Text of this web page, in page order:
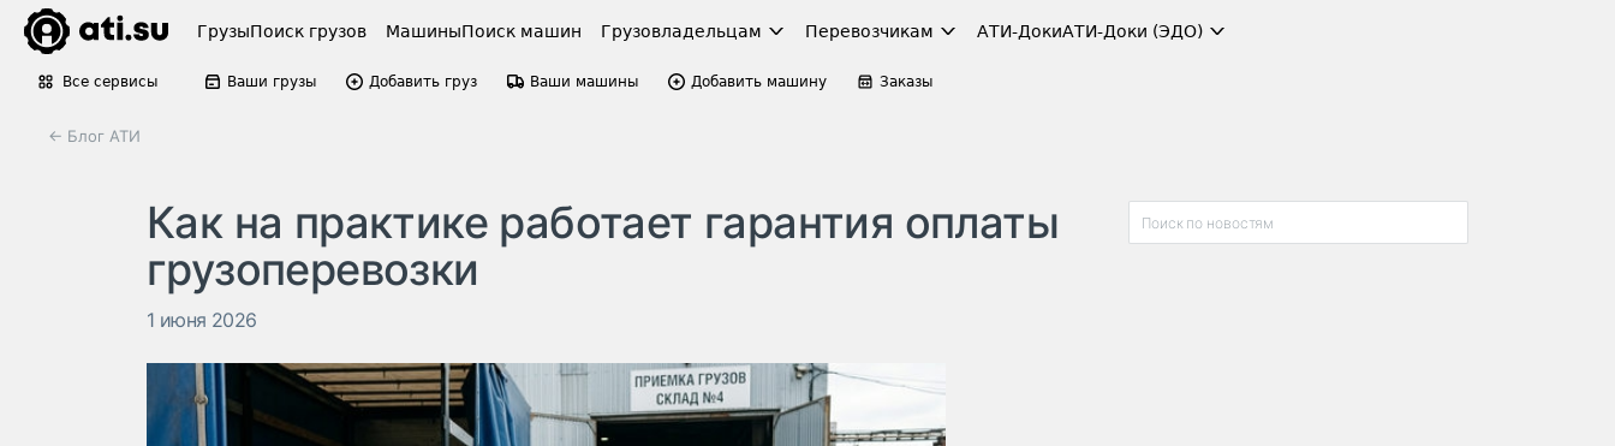
ГрузыПоиск грузов МашиныПоиск машин Грузовладельцам Перевозчикам АТИ-ДокиАТИ-Доки (ЭДО)
Все сервисы Ваши грузы Добавить груз Ваши машины Добавить машину Заказы
← Блог АТИ
Как на практике работает гарантия оплаты
грузоперевозки
1 июня 2026